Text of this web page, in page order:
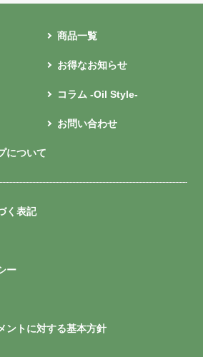
商品一覧
お得なお知らせ
コラム -Oil Style-
お問い合わせ
について
く表記
ー
ントに対する基本方針